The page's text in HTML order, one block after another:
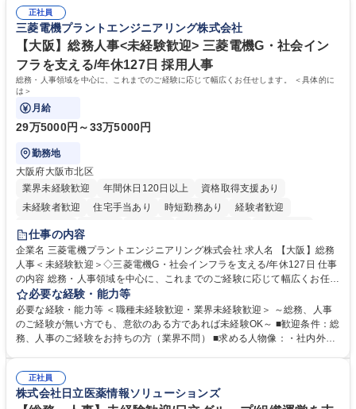
募集職種 【大阪・京都・滋賀】営業事務 ※未経験可
えて、お客様や社員の状況に合わせ、能動的なサポート、改善の動きも期
待され。組織を支えるスペシャリストとして、チームに貢献し、結果的に
社員から頼られる存在になることができます。平均19:30の退勤以降の業
務の持ち帰りも禁止されており、メリハリのある働き方となります。 学
歴・資格 学歴：大学院 大学 高専 短大 語学力： 資格：
正社員
三菱電機プラントエンジニアリング株式会社
【大阪】総務人事<未経験歓迎> 三菱電機G・社会イン
フラを支える/年休127日 採用人事
総務・人事領域を中心に、これまでのご経験に応じて幅広くお任せします。 ＜具体的に
は＞
月給
29万5000円～33万5000円
勤務地
大阪府大阪市北区
業界未経験歓迎
年間休日120日以上
資格取得支援あり
未経験者歓迎
住宅手当あり 時短勤務あり
経験者歓迎
退職金あり
駅近5分以内
土日祝休み 服装自由 寮・社宅あり 食事補助あり
仕事の内容
企業名 三菱電機プラントエンジニアリング株式会社 求人名 【大阪】総務
人事＜未経験歓迎＞◇三菱電機G・社会インフラを支える/年休127日 仕事
の内容 総務・人事領域を中心に、これまでのご経験に応じて幅広くお任せ
します。 ＜具体的には＞ ・総務/人事労務（給与・社保・勤怠管理など）
・採用・教育研修 ・福利厚生運用 など ※基本的には事務所勤務ですが、
採用や教育等の業務内容により、関西圏以外への日帰り・宿泊を伴う国内
出張もございます。 ※担当業務を持ちつつ、お互いに助け合いながら、総
必要な経験・能力等
必要な経験・能力等 ＜職種未経験歓迎・業界未経験歓迎＞ ～総務、人事
のご経験が無い方でも、意欲のある方であれば未経験OK～ ■歓迎条件：総
務、人事のご経験をお持ちの方（業界不問） ■求める人物像：・社内外の
正社員
株式会社日立医薬情報ソリューションズ